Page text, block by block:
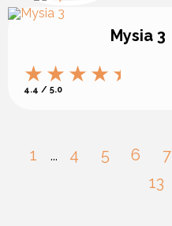
Mysia 3
4.4 / 5.0
1 ... 4 5 6 7
13